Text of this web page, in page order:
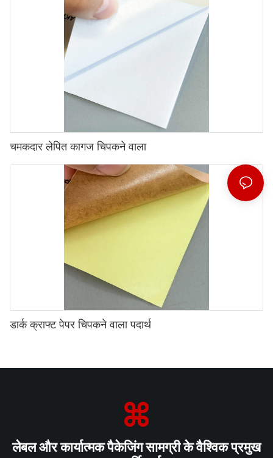
चमकदार लेपित कागज चिपकने वाला
डार्क क्राफ्ट पेपर चिपकने वाला पदार्थ
लेबल और कार्यात्मक पैकेजिंग सामग्री के वैश्विक प्रमुख